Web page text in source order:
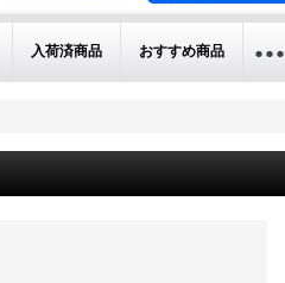
入荷済商品 おすすめ商品